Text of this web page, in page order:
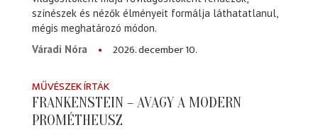
színészek és nézők élményeit formálja láthatatlanul,
mégis meghatározó módon.
Váradi Nóra
2026. december 10.
MŰVÉSZEK ÍRTÁK
FRANKENSTEIN – AVAGY A MODERN
PROMÉTHEUSZ